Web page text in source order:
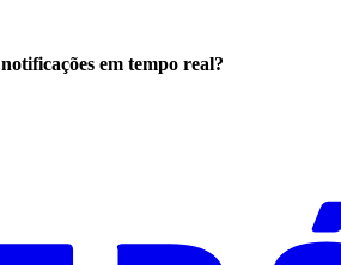
notificações em tempo real?